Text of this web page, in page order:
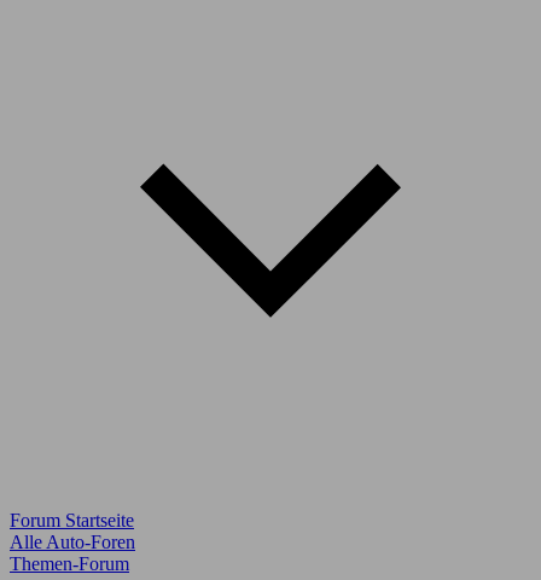
Forum Startseite
Alle Auto-Foren
Themen-Forum